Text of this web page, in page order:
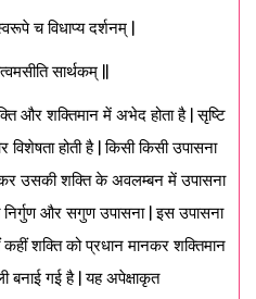
च विधाप्य दर्शनम् |
सार्थकम् ||
और शक्तिमान में अभेद होता है | सृष्टि
होती है | किसी किसी उपासना
उसकी शक्ति के अवलम्बन में उपासना
और सगुण उपासना | इस उपासना
कहीं शक्ति को प्रधान मानकर शक्तिमान
बनाई गई है | यह अपेक्षाकृत